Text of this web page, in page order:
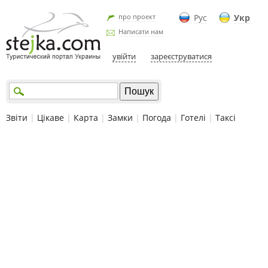
Рус Укр
про проект
Написати нам
увійти зареєструватися
Звіти | Цікаве | Карта | Замки | Погода | Готелі | Таксі